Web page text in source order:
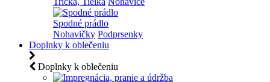
Spodné prádlo
Nohavičky Podprsenky
Doplnky k oblečeniu
Doplnky k oblečeniu